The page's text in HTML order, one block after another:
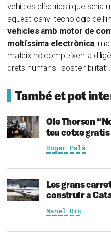
vehicles elèctrics i que seria
aquest canvi tecnològic de
vehicles amb motor de
moltíssima electrònica,
mateix no compleixen la
drets humans i sostenibilitat”.
També et pot
Ole Thorson
teu cotxe
Roger Palà
Les grans
construir a
Manel Riu